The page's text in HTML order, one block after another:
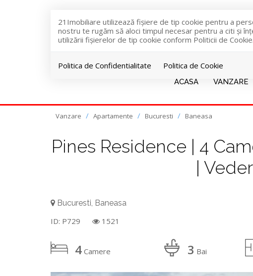
21Imobiliare utilizează fişiere de tip cookie pentru a
nostru te rugăm să aloci timpul necesar pentru a citi și
utilizării fişierelor de tip cookie conform Politicii de Cookie.
Politica de Confidentialitate Politica de Cookie
ACASA VANZARE
Vanzare Apartamente Bucuresti Baneasa
Pines Residence | 4
|
Bucuresti, Baneasa
ID: P729 1521
4 Camere 3 Bai